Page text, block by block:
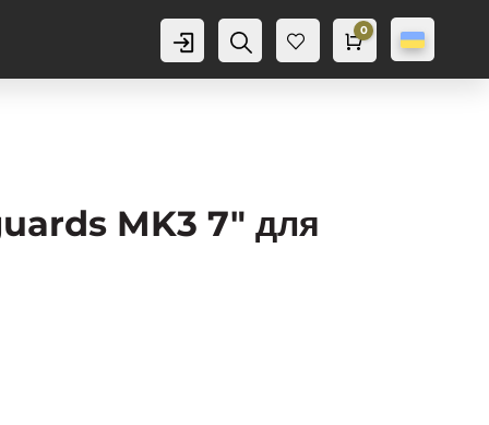
Аккаунт
Пошук
Баж
Cart
0
0,0грн
MK3 7″ для